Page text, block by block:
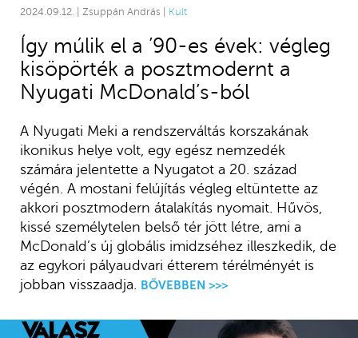
2024.09.12. | Zsuppán András | Kult
Így múlik el a ’90-es évek: végleg
kisöpörték a posztmodernt a
Nyugati McDonald’s-ból
A Nyugati Meki a rendszerváltás korszakának
ikonikus helye volt, egy egész nemzedék
számára jelentette a Nyugatot a 20. század
végén. A mostani felújítás végleg eltüntette az
akkori posztmodern átalakítás nyomait. Hűvös,
kissé személytelen belső tér jött létre, ami a
McDonald’s új globális imidzséhez illeszkedik, de
az egykori pályaudvari étterem térélményét is
jobban visszaadja.
BŐVEBBEN >>>